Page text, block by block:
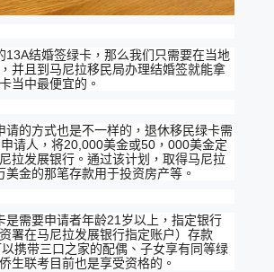
13A结婚签绿卡，那么我们只需要在当地
并且到马尼拉移民局办理结婚签就能拿
当中最便宜的。
请的方式也是不一样的，退休移民绿卡需
请人，将20,000美金或50，000美金定
拉发展银行。通过该计划，取得马尼拉
美金的那笔存款用于投资房产等。
是需要申请者年龄21岁以上，指定银行
资署在马尼拉发展银行指定账户）存款
携带三口之家的配偶、子女享有同等绿
生联考目前也是享受资格的。